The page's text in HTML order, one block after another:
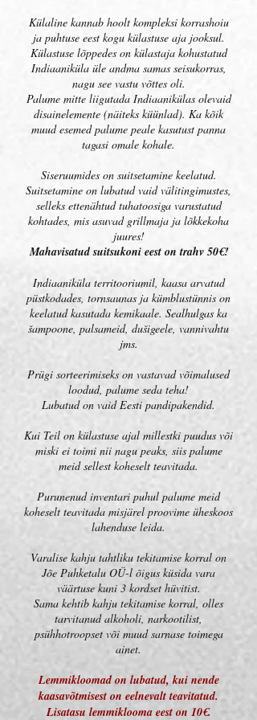
Külaline kannab hoolt kompleksi korrashoiu
ja puhtuse eest kogu külastuse aja jooksul.
Külastuse lõppedes on külastaja kohustatud
Indiaaniküla üle andma samas seisukorras,
nagu see vastu võttes oli.
Palume mitte liigutada Indiaanikülas olevaid
disainelemente (näiteks küünlad). Ka kõik
muud esemed palume peale kasutust panna
tagasi omale kohale.
Siseruumides on suitsetamine keelatud.
Suitsetamine on lubatud vaid välitingimustes,
selleks ettenähtud tuhatoosiga varustatud
kohtades, mis asuvad grillmaja ja lõkkekoha
juures!
Mahavisatud suitsukoni eest on trahv 50€!
Indiaaniküla territooriumil, kaasa arvatud
püstkodades, tornsaunas ja kümblustünnis on
keelatud kasutada kemikaale. Sealhulgas ka
šampoone, palsameid, dušigeele, vannivahtu
jms.
Prügi sorteerimiseks on vastavad võimalused
loodud, palume seda teha!
Lubatud on vaid Eesti pandipakendid.
Kui Teil on külastuse ajal millestki puudus või
miski ei toimi nii nagu peaks, siis palume
meid sellest koheselt teavitada.
Purunenud inventari puhul palume meid
koheselt teavitada misjärel proovime üheskoos
lahenduse leida.
Varalise kahju tahtliku tekitamise korral on
Jõe Puhketalu OÜ-l õigus küsida vara
väärtuse kuni 3 kordset hüvitist.
Sama kehtib kahju tekitamise korral, olles
tarvitanud alkoholi, narkootilist,
psühhotroopset või muud sarnase toimega
ainet.
Lemmikloomad on lubatud, kui nende
kaasavõtmisest on eelnevalt teavitatud.
Lisatasu lemmiklooma eest on 10€.